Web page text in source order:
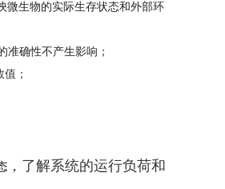
微生物的实际生存状态和外部环
准确性不产生影响；
；
，了解系统的运行负荷和